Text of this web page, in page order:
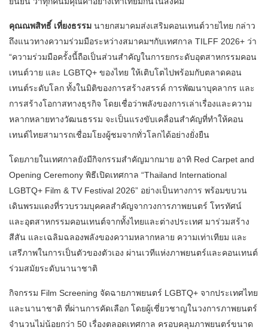
คุณณพสิทธิ์ เที่ยงธรรม นายกสมาคมส่งเสริมคอนเทนต์วายไทย กล่าว
ถึงแนวทางความร่วมมือระหว่างสมาคมฯกับเทศกาล TILFF 2026+ ว่า
“ความร่วมมือครั้งนี้ถือเป็นส่วนสำคัญในการยกระดับอุตสาหกรรมคอน
เทนต์วาย และ LGBTQ+ ของไทย ให้เติบโตไปพร้อมกับตลาดคอน
เทนต์ระดับโลก ทั้งในมิติของการสร้างสรรค์ การพัฒนาบุคลากร และ
การสร้างโอกาสทางธุรกิจ โดยเชื่อว่าพลังของการเล่าเรื่องและความ
หลากหลายทางวัฒนธรรม จะเป็นแรงขับเคลื่อนสำคัญที่ทำให้คอน
เทนต์ไทยสามารถเชื่อมโยงผู้ชมจากทั่วโลกได้อย่างยั่งยืน
โดยภายในเทศกาลยังมีกิจกรรมสำคัญมากมาย อาทิ Red Carpet and
Opening Ceremony พิธีเปิดเทศกาล “Thailand International
LGBTQ+ Film & TV Festival 2026” อย่างเป็นทางการ พร้อมขบวน
เดินพรมแดงที่รวบรวมบุคคลสำคัญจากวงการภาพยนตร์ โทรทัศน์
และอุตสาหกรรมคอนเทนต์จากทั้งไทยและต่างประเทศ มาร่วมสร้าง
สีสัน และเฉลิมฉลองพลังของความหลากหลาย ความเท่าเทียม และ
เสรีภาพในการเป็นตัวของตัวเอง ผ่านเวทีแห่งภาพยนตร์และคอนเทนต์
ร่วมสมัยระดับนานาชาติ
กิจกรรม Film Screening จัดฉายภาพยนตร์ LGBTQ+ จากประเทศไทย
และนานาชาติ ที่ผ่านการคัดเลือก โดยผู้เชี่ยวชาญในวงการภาพยนตร์
จำนวนไม่น้อยกว่า 50 เรื่องตลอดเทศกาล ครอบคลุมภาพยนตร์ขนาด